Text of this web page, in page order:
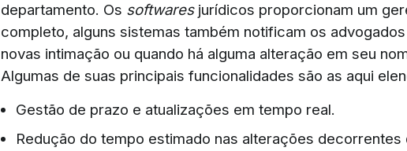
departamento. Os softwaresjurídicos proporcionam um
completo, alguns sistemas também notificam os
novas intimação ou quando há alguma alteração em seu
Algumas de suas principais funcionalidades são as aqui
Gestão de prazo e atualizações em tempo real.
Redução do tempo estimado nas alterações decorrentes